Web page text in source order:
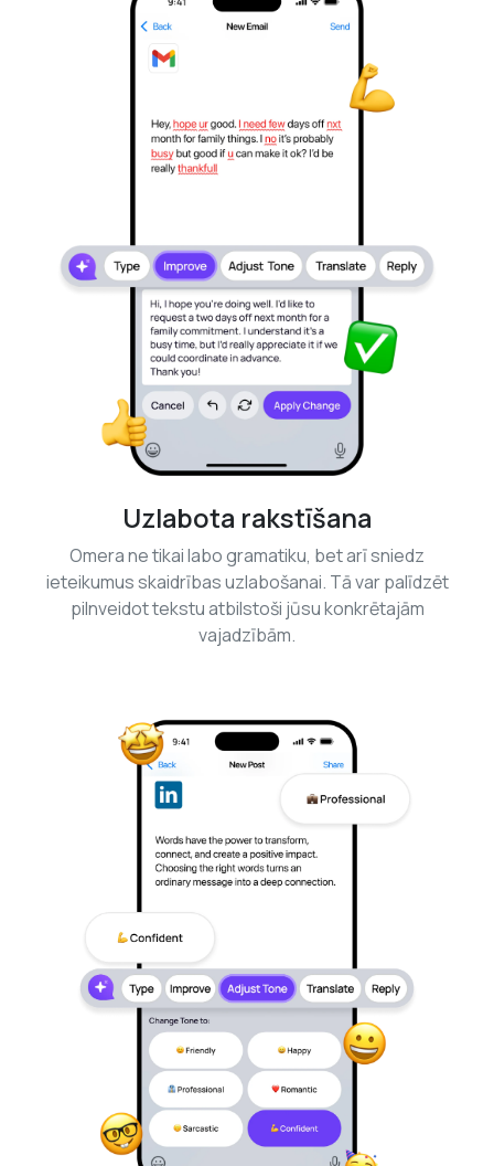
Uzlabota rakstīšana
Omera ne tikai labo gramatiku, bet arī sniedz
ieteikumus skaidrības uzlabošanai. Tā var palīdzēt
pilnveidot tekstu atbilstoši jūsu konkrētajām
vajadzībām.